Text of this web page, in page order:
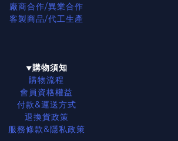
廠商合作/異業合作
客製商品/代工生產
▼購物須知
購物流程
會員資格權益
付款&運送方式
退換貨政策
服務條款&隱私政策